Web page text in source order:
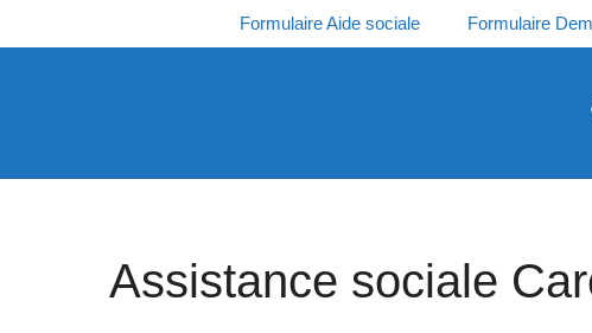
au
Formulaire Aide sociale Formulaire
Assistance sociale